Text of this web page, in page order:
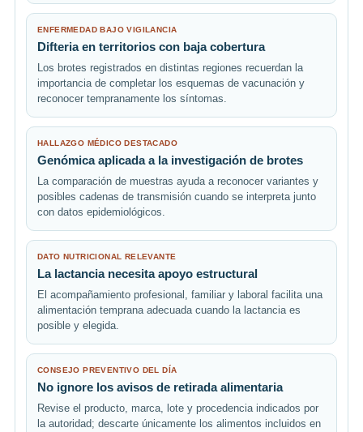
ENFERMEDAD BAJO VIGILANCIA
Difteria en territorios con baja cobertura
Los brotes registrados en distintas regiones recuerdan la
importancia de completar los esquemas de vacunación y
reconocer tempranamente los síntomas.
HALLAZGO MÉDICO DESTACADO
Genómica aplicada a la investigación de brotes
La comparación de muestras ayuda a reconocer variantes y
posibles cadenas de transmisión cuando se interpreta junto
con datos epidemiológicos.
DATO NUTRICIONAL RELEVANTE
La lactancia necesita apoyo estructural
El acompañamiento profesional, familiar y laboral facilita una
alimentación temprana adecuada cuando la lactancia es
posible y elegida.
CONSEJO PREVENTIVO DEL DÍA
No ignore los avisos de retirada alimentaria
Revise el producto, marca, lote y procedencia indicados por
la autoridad; descarte únicamente los alimentos incluidos en